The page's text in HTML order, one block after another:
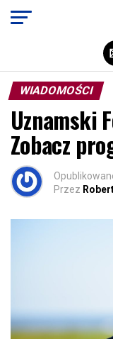
WIADOMOŚCI
Uznamski
Zobacz
Przez